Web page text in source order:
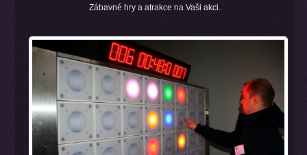
Zábavné hry a atrakce na Vaši akci.